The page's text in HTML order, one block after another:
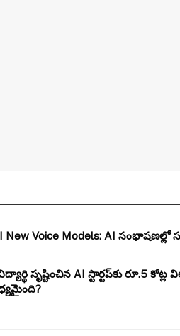
New Voice Models: AI సంభాషణల్లో
సృష్టించిన AI స్టార్టప్‌కు రూ.5 కోట్ల